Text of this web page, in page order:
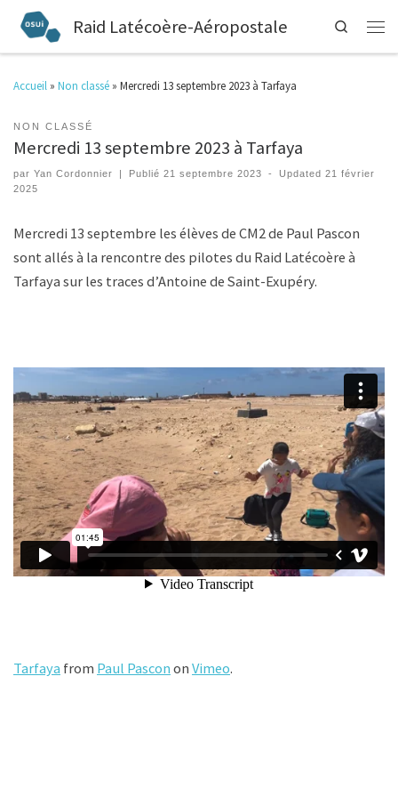
Raid Latécoère-Aéropostale Search
Accueil » Non classé » Mercredi 13 septembre 2023 à Tarfaya
NON CLASSÉ
Mercredi 13 septembre 2023 à Tarfaya
par Yan Cordonnier | Publié21 septembre 2023 - Updated21 février
2025
Mercredi 13 septembre les élèves de CM2 de Paul Pascon
sont allés à la rencontre des pilotes du Raid Latécoère à
Tarfaya sur les traces d’Antoine de Saint-Exupéry.
Tarfaya from Paul Pascon on Vimeo.